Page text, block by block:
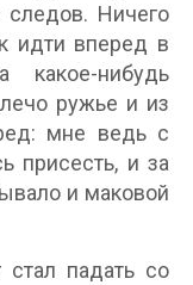
Ничего
идти вперед в
нибудь
ружье и из
мне ведь с
присесть, и за
и маковой
падать со